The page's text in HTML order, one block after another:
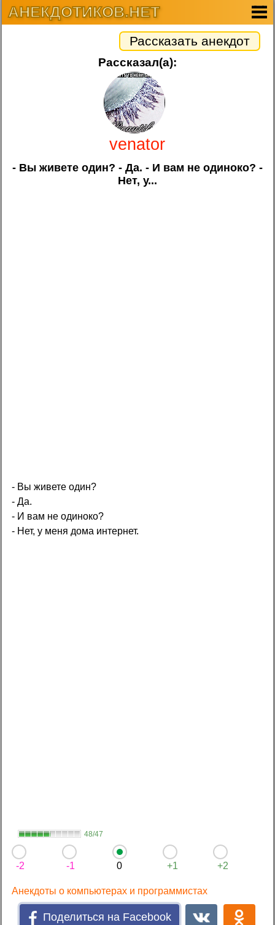
АНЕКДОТИКОВ.НЕТ
Рассказать анекдот
Рассказал(а):
venator
- Вы живете один? - Да. - И вам не одиноко? -
Нет, у...
- Вы живете один?
- Да.
- И вам не одиноко?
- Нет, у меня дома интернет.
48/47
-2 -1 0 +1 +2
Анекдоты о компьютерах и программистах
Поделиться на Facebook